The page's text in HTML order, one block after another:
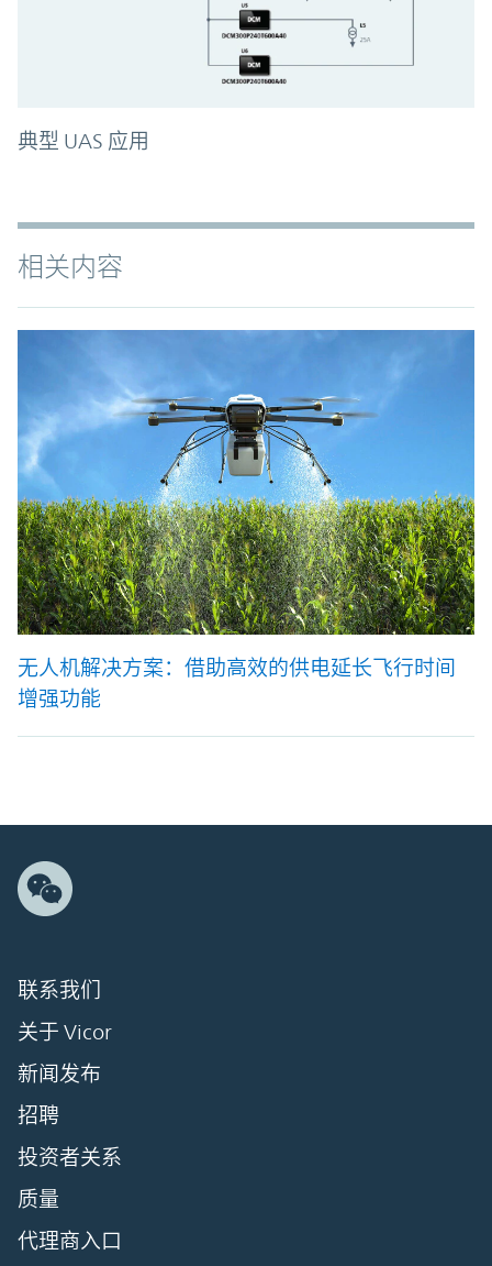
典型 UAS 应用
相关内容
无人机解决方案：借助高效的供电延长飞行时间
增强功能
联系我们
关于 Vicor
新闻发布
招聘
投资者关系
质量
代理商入口